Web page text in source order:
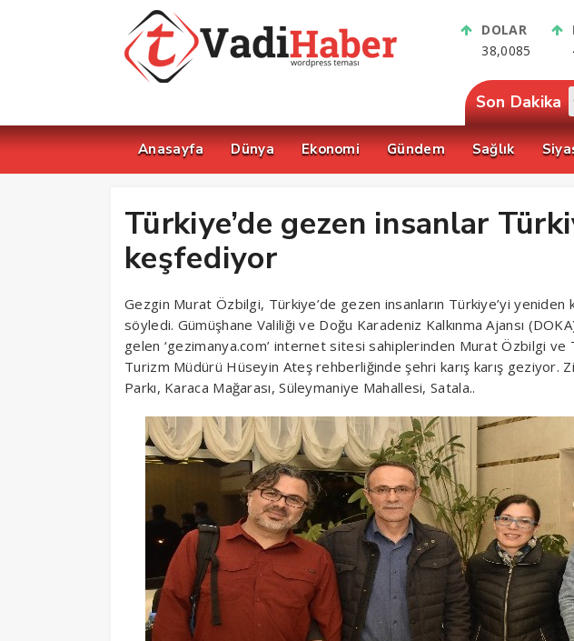
DOLAR
38,0085
Son Dakika
Anasayfa Dünya Ekonomi Gündem Sağlık
Türkiye’de gezen insanlar
keşfediyor
Gezgin Murat Özbilgi, Türkiye’de gezen insanların Türkiye’yi yeniden
söyledi. Gümüşhane Valiliği ve Doğu Karadeniz Kalkınma Ajansı
gelen ‘gezimanya.com’ internet sitesi sahiplerinden Murat Özbilgi ve
Turizm Müdürü Hüseyin Ateş rehberliğinde şehri karış karış geziyor.
Parkı, Karaca Mağarası, Süleymaniye Mahallesi, Satala..